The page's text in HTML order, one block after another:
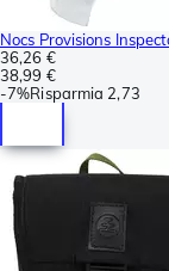
Nocs Provisions
36,26 €
38,99 €
-7%Risparmia 2,73